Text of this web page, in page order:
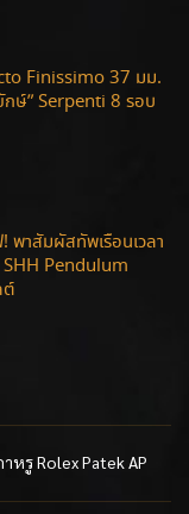
Finissimo 37 มม.
กษ์” Serpenti 8 รอบ
พาสัมผัสทัพเรือนเวลา
SHH Pendulum
ต์
รู Rolex Patek AP